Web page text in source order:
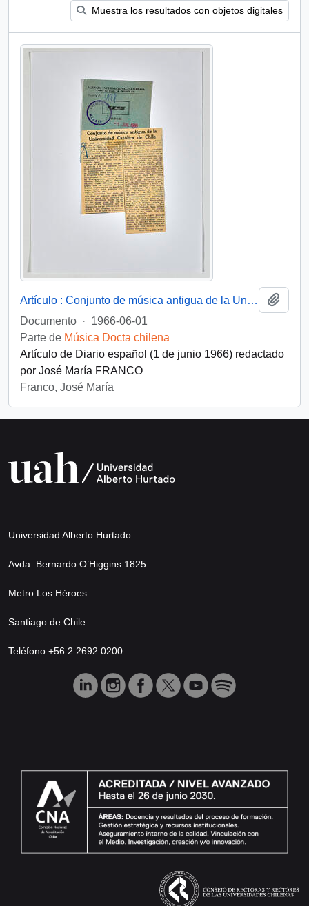
Muestra los resultados con objetos digitales
Artículo : Conjunto de música antigua de la Universidad Católica de Chile
Documento · 1966-06-01
Parte de Música Docta chilena
Artículo de Diario español (1 de junio 1966) redactado
por José María FRANCO
Franco, José María
Universidad Alberto Hurtado
Avda. Bernardo O’Higgins 1825
Metro Los Héroes
Santiago de Chile
Teléfono +56 2 2692 0200